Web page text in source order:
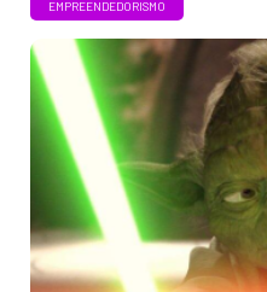
EMPREENDEDORISMO